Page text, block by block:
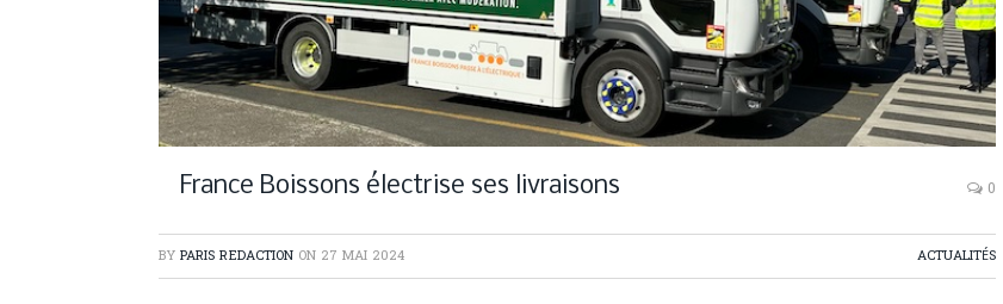
France Boissons électrise ses livraisons 0
BY PARIS REDACTION ON 27 MAI 2024 ACTUALITÉS